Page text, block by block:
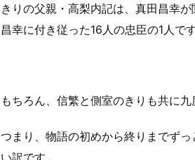
きりの父親・高梨内記は、真田昌幸
昌幸に付き従った16人の忠臣の1人です
もちろん、信繁と側室のきりも共に九
つまり、物語の初めから終りまでず